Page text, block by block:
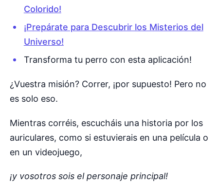
Colorido!
¡Prepárate para Descubrir los Misterios del
Universo!
Transforma tu perro con esta aplicación!
¿Vuestra misión? Correr, ¡por supuesto! Pero no
es solo eso.
Mientras corréis, escucháis una historia por los
auriculares, como si estuvierais en una película o
en un videojuego,
¡y vosotros sois el personaje principal!